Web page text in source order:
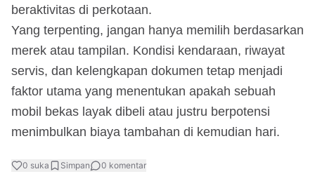
beraktivitas di perkotaan.
Yang terpenting, jangan hanya memilih berdasarkan
merek atau tampilan. Kondisi kendaraan, riwayat
servis, dan kelengkapan dokumen tetap menjadi
faktor utama yang menentukan apakah sebuah
mobil bekas layak dibeli atau justru berpotensi
menimbulkan biaya tambahan di kemudian hari.
0 suka Simpan 0 komentar